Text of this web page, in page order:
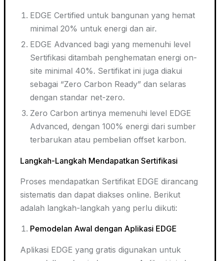
EDGE Certified untuk bangunan yang hemat
minimal 20% untuk energi dan air.
EDGE Advanced bagi yang memenuhi level
Sertifikasi ditambah penghematan energi on-
site minimal 40%. Sertifikat ini juga diakui
sebagai “Zero Carbon Ready” dan selaras
dengan standar net-zero.
Zero Carbon artinya memenuhi level EDGE
Advanced, dengan 100% energi dari sumber
terbarukan atau pembelian offset karbon.
Langkah-Langkah Mendapatkan Sertifikasi
Proses mendapatkan Sertifikat EDGE dirancang
sistematis dan dapat diakses online. Berikut
adalah langkah-langkah yang perlu diikuti:
Pemodelan Awal dengan Aplikasi EDGE
Aplikasi EDGE yang gratis digunakan untuk